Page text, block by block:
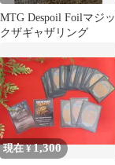
MTG Despoil Foilマジッ
クザギャザリング
現在 ¥1,300